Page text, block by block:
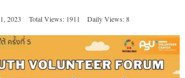
2023 Total Views: 1911
Daily Views: 8